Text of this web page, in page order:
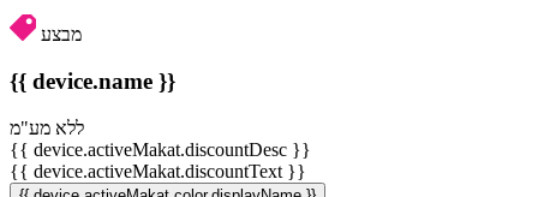
מבצע
{{ device.name }}
ללא מע"מ
{{ device.activeMakat.discountDesc }}
{{ device.activeMakat.discountText }}